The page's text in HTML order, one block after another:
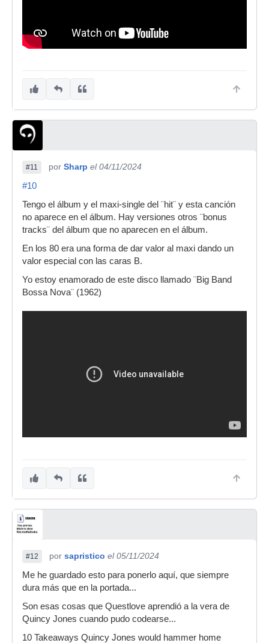
#11 por Sharp el 04/11/2024
#10
Tengo el álbum y el maxi-single del ¨hit¨ y esta canción
no aparece en el álbum. Hay versiones otros ¨bonus
tracks¨ del álbum que no aparecen en el álbum.
En los 80 era una forma de dar valor al maxi dando un
valor especial con las caras B.
Yo estoy enamorado de este disco llamado ¨Big Band
Bossa Nova¨ (1962)
#12 por sapristico el 05/11/2024
Me he guardado esto para ponerlo aquí, que siempre
dura más que en la portada...
Son esas cosas que Questlove aprendió a la vera de
Quincy Jones cuando pudo codearse...
10 Takeaways Quincy Jones would hammer home